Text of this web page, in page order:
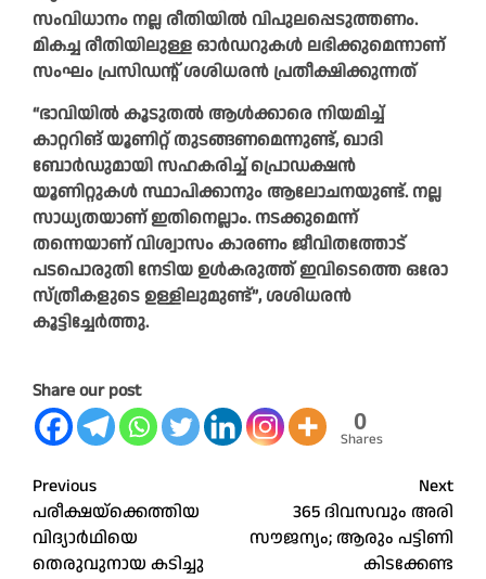
സംവിധാനം നല്ല രീതിയില്‍ വിപുലപ്പെടുത്തണം.
മികച്ച രീതിയിലുള്ള ഓര്‍ഡറുകള്‍ ലഭിക്കുമെന്നാണ്
സംഘം പ്രസിഡന്റ് ശശിധരൻ പ്രതീക്ഷിക്കുന്നത്‌
“ഭാവിയില്‍ കൂടുതല്‍ ആള്‍ക്കാരെ നിയമിച്ച്
കാറ്ററിങ് യൂണിറ്റ് തുടങ്ങണമെന്നുണ്ട്‌, ഖാദി
ബോര്‍ഡുമായി സഹകരിച്ച് പ്രൊഡക്ഷന്‍
യൂണിറ്റുകള്‍ സ്ഥാപിക്കാനും ആലോചനയുണ്ട്. നല്ല
സാധ്യതയാണ് ഇതിനെല്ലാം. നടക്കുമെന്ന്
തന്നെയാണ് വിശ്വാസം കാരണം ജീവിതത്തോട്
പടപൊരുതി നേടിയ ഉള്‍കരുത്ത് ഇവിടെത്തെ ഒരോ
സ്ത്രീകളുടെ ഉള്ളിലുമുണ്ട്”, ശശിധരന്‍
കൂട്ടിച്ചേർത്തു.
Share our post
0
Shares
Post
navigation
Previous
പരീക്ഷയ്‌ക്കെത്തിയ
വിദ്യാര്‍ഥിയെ
തെരുവുനായ കടിച്ചു
Next
365 ദിവസവും അരി
സൗജന്യം; ആരും പട്ടിണി
കിടക്കേണ്ട